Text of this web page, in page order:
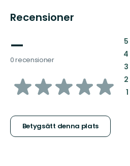
Recensioner
—
0 recensioner
av
stjärnor
Betygsätt denna plats
5:
4:
3:
2:
1: